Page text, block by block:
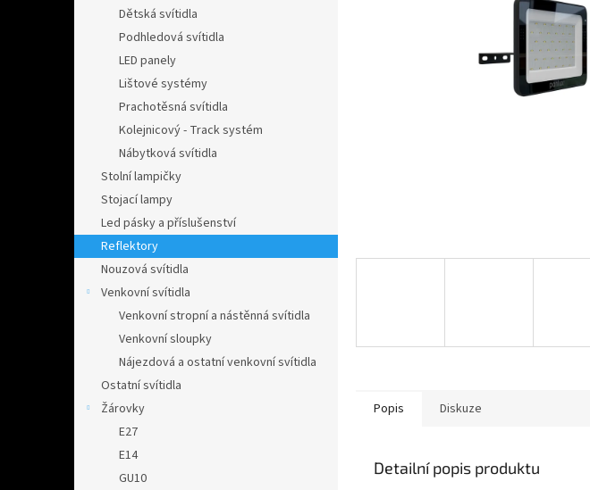
Dětská svítidla
Podhledová svítidla
LED panely
Lištové systémy
Prachotěsná svítidla
Kolejnicový - Track systém
Nábytková svítidla
Stolní lampičky
Stojací lampy
Led pásky a příslušenství
Reflektory
Nouzová svítidla
Venkovní svítidla
Venkovní stropní a nástěnná svítidla
Venkovní sloupky
Nájezdová a ostatní venkovní svítidla
Ostatní svítidla
Žárovky
E27
E14
GU10
Popis Diskuze
Detailní popis produktu